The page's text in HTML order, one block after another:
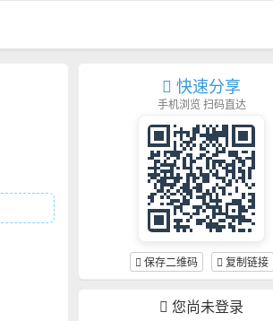
快速分享
手机浏览 扫码直达
保存二维码 复制链接
您尚未登录